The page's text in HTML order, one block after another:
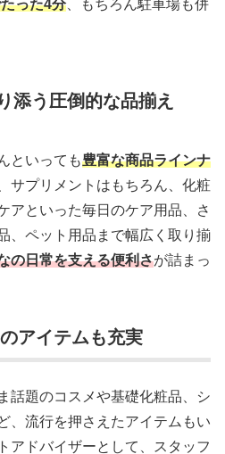
った4分、もちろん駐車場も併
添う圧倒的な品揃え
といっても豊富な商品ラインナ
サプリメントはもちろん、化粧
アといった毎日のケア用品、さ
、ペット用品まで幅広く取り揃
の日常を支える便利さが詰まっ
アイテムも充実
話題のコスメや基礎化粧品、シ
、流行を押さえたアイテムもい
アドバイザーとして、スタッフ